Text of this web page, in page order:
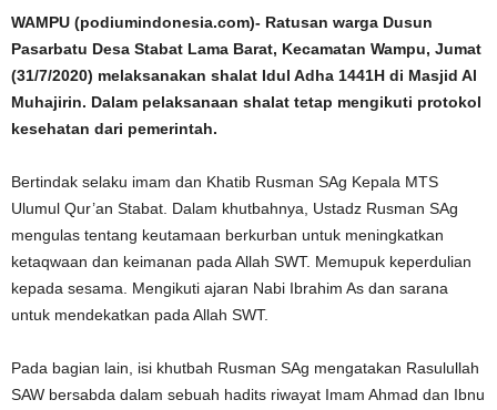
WAMPU (podiumindonesia.com)- Ratusan warga Dusun
Pasarbatu Desa Stabat Lama Barat, Kecamatan Wampu, Jumat
(31/7/2020) melaksanakan shalat Idul Adha 1441H di Masjid Al
Muhajirin. Dalam pelaksanaan shalat tetap mengikuti protokol
kesehatan dari pemerintah.
Bertindak selaku imam dan Khatib Rusman SAg Kepala MTS
Ulumul Qur’an Stabat. Dalam khutbahnya, Ustadz Rusman SAg
mengulas tentang keutamaan berkurban untuk meningkatkan
ketaqwaan dan keimanan pada Allah SWT. Memupuk keperdulian
kepada sesama. Mengikuti ajaran Nabi Ibrahim As dan sarana
untuk mendekatkan pada Allah SWT.
Pada bagian lain, isi khutbah Rusman SAg mengatakan Rasulullah
SAW bersabda dalam sebuah hadits riwayat Imam Ahmad dan Ibnu